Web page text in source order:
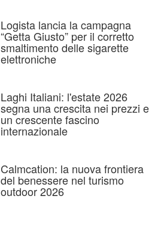
Logista lancia la campagna
“Getta Giusto” per il corretto
smaltimento delle sigarette
elettroniche
Laghi Italiani: l'estate 2026
segna una crescita nei prezzi e
un crescente fascino
internazionale
Calmcation: la nuova frontiera
del benessere nel turismo
outdoor 2026